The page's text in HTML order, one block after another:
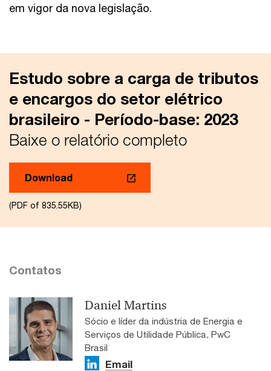
em vigor da nova legislação.
Estudo sobre a carga de tributos
e encargos do setor elétrico
brasileiro - Período-base: 2023
Baixe o relatório completo
Download
(PDF of 835.55KB)
Contatos
Daniel Martins
Sócio e líder da indústria de Energia e
Serviços de Utilidade Pública, PwC
Brasil
Email